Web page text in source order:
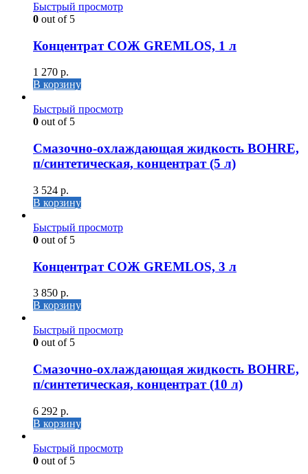
Быстрый просмотр
0 out of 5
Концентрат СОЖ GREMLOS, 1 л
1 270 р.
В корзину
Быстрый просмотр
0 out of 5
Cмазочно-охлаждающая жидкость BOHRE,
п/синтетическая, концентрат (5 л)
3 524 р.
В корзину
Быстрый просмотр
0 out of 5
Концентрат СОЖ GREMLOS, 3 л
3 850 р.
В корзину
Быстрый просмотр
0 out of 5
Cмазочно-охлаждающая жидкость BOHRE,
п/синтетическая, концентрат (10 л)
6 292 р.
В корзину
Быстрый просмотр
0 out of 5